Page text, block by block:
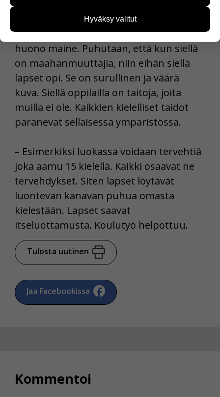
– Monilla Itä-Helsingin kouluilla on
huono maine. Puhutaan, että kun siellä
on maahanmuuttajia, niin eihän siellä
lapset opi. Se on surullinen ja väärä
kuva. Siellä oppilailla on taitoja, joita
muilla ei ole. Kaikkien kielelliset taidot
paranevat sellaisessa ympäristössä.
– Esimerkiksi luokassa voidaan tervehtiä
joka aamu 15 kielellä. Kaikki osaavat ne
tervehdykset. Siten lapset löytävät
luontevan kanavan puhua omasta
kielestään. Lapset saavat
itseluottamusta. Koulutyö helpottuu.
Tulosta uutinen
Jaa Facebookissa
Kommentoi
kävijämääristä ja siitä, mitä sivuja käytetään ja
miten sivuilla liikutaan. Emme kuitenkaan kerää
yksittäiseen käyttäjään.
Voit valita, hyväksytkö näiden evästeiden käytön.
Hyväksy valitut